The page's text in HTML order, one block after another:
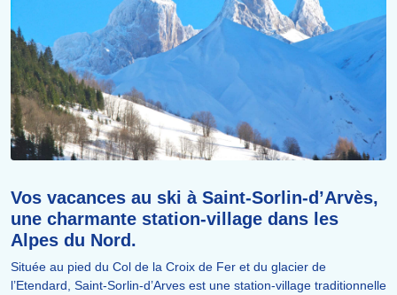
Vos vacances au ski à Saint-Sorlin-d’Arvès,
une charmante station-village dans les
Alpes du Nord.
Située au pied du Col de la Croix de Fer et du glacier de
l’Etendard, Saint-Sorlin-d’Arves est une station-village traditionnelle